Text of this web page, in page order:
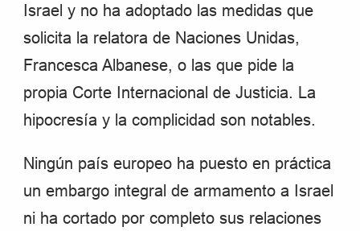
Israel y no ha adoptado las medidas que
solicita la relatora de Naciones Unidas,
Francesca Albanese, o las que pide la
propia Corte Internacional de Justicia. La
hipocresía y la complicidad son notables.
Ningún país europeo ha puesto en práctica
un embargo integral de armamento a Israel
ni ha cortado por completo sus relaciones